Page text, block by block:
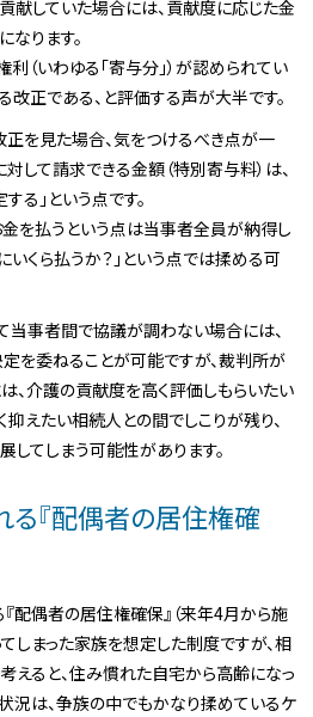
献していた場合には、貢献度に応じた金
ります。
（いわゆる「寄与分」）が認められてい
正である、と評価する声が大半です。
正を見た場合、気をつけるべき点が一
して請求できる金額（特別寄与料）は、
る」という点です。
金を払うという点は当事者全員が納得し
いくら払うか？」という点では揉める可
当事者間で協議が調わない場合には、
を委ねることが可能ですが、裁判所が
、介護の貢献度を高く評価しもらいたい
えたい相続人との間でしこりが残り、
てしまう可能性があります。
『配偶者の居住権確
配偶者の居住権確保』（来年4月から施
てしまった家族を想定した制度ですが、相
えると、住み慣れた自宅から高齢になっ
況は、争族の中でもかなり揉めているケ